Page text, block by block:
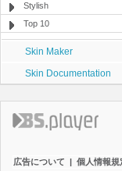
Stylish
Top 10
Skin Maker
Skin Documentation
広告について | 個人情報規